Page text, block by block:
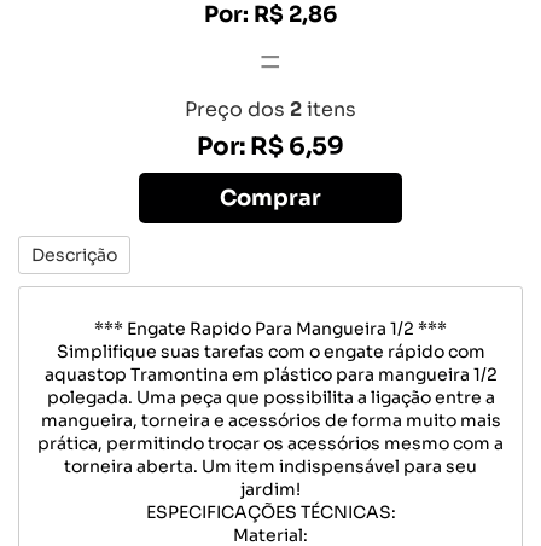
Por: R$ 2,86
=
Preço dos 2itens
Por: R$ 6,59
Comprar
Descrição
*** Engate Rapido Para Mangueira 1/2 ***
Simplifique suas tarefas com o engate rápido com
aquastop Tramontina em plástico para mangueira 1/2
polegada. Uma peça que possibilita a ligação entre a
mangueira, torneira e acessórios de forma muito mais
prática, permitindo trocar os acessórios mesmo com a
torneira aberta. Um item indispensável para seu
jardim!
ESPECIFICAÇÕES TÉCNICAS:
Material: